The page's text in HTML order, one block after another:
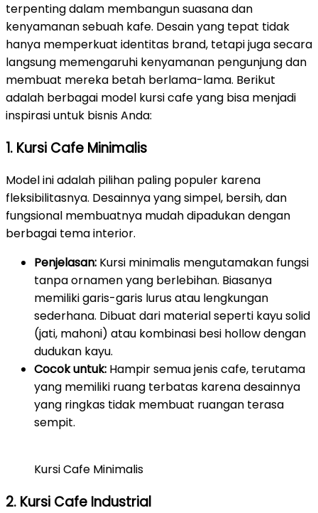
terpenting dalam membangun suasana dan
kenyamanan sebuah kafe. Desain yang tepat tidak
hanya memperkuat identitas brand, tetapi juga secara
langsung memengaruhi kenyamanan pengunjung dan
membuat mereka betah berlama-lama. Berikut
adalah berbagai model kursi cafe yang bisa menjadi
inspirasi untuk bisnis Anda:
1. Kursi Cafe Minimalis
Model ini adalah pilihan paling populer karena
fleksibilitasnya. Desainnya yang simpel, bersih, dan
fungsional membuatnya mudah dipadukan dengan
berbagai tema interior.
Penjelasan: Kursi minimalis mengutamakan fungsi
tanpa ornamen yang berlebihan. Biasanya
memiliki garis-garis lurus atau lengkungan
sederhana. Dibuat dari material seperti kayu solid
(jati, mahoni) atau kombinasi besi hollow dengan
dudukan kayu.
Cocok untuk: Hampir semua jenis cafe, terutama
yang memiliki ruang terbatas karena desainnya
yang ringkas tidak membuat ruangan terasa
sempit.
Kursi Cafe Minimalis
2. Kursi Cafe Industrial